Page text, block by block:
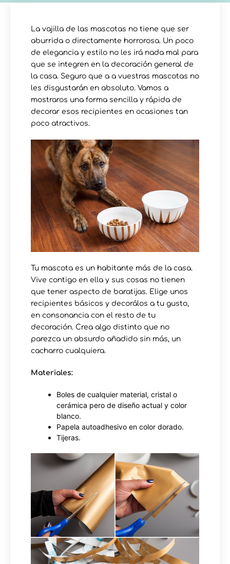
La vajilla de las mascotas no tiene que ser
aburrida o directamente horrorosa. Un poco
de elegancia y estilo no les irá nada mal para
que se integren en la decoración general de
la casa. Seguro que a a vuestras mascotas no
les disgustarán en absoluto. Vamos a
mostraros una forma sencilla y rápida de
decorar esos recipientes en ocasiones tan
poco atractivos.
Tu mascota es un habitante más de la casa.
Vive contigo en ella y sus cosas no tienen
que tener aspecto de baratijas. Elige unos
recipientes básicos y decorálos a tu gusto,
en consonancia con el resto de tu
decoración. Crea algo distinto que no
parezca un absurdo añadido sin más, un
cacharro cualquiera.
Materiales:
Boles de cualquier material, cristal o
cerámica pero de diseño actual y color
blanco.
Papela autoadhesivo en color dorado.
Tijeras.